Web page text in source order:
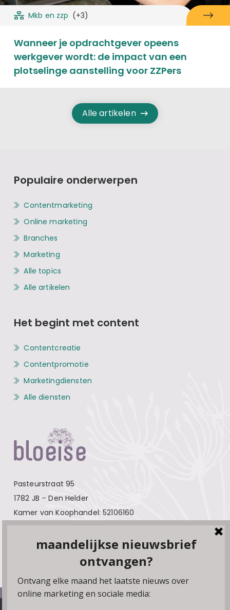
Mkb en zzp (+3)
Wanneer je opdrachtgever opeens
werkgever wordt: de impact van een
plotselinge aanstelling voor ZZPers
Alle artikelen
Pasteurstraat 95
1782 JB – Den Helder
Kamer van Koophandel: 52106160
Over Bloeise
Populaire onderwerpen
Contentmarketing
Online marketing
Branches
Marketing
Alle topics
Alle artikelen
Het begint met content
Contentcreatie
Contentpromotie
Marketingdiensten
Alle diensten